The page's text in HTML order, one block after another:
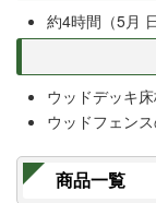
約4時間（5月
ウッドデッキ
ウッドフェン
商品一覧